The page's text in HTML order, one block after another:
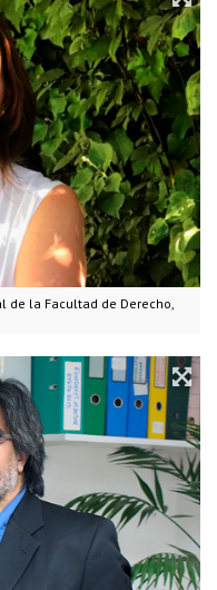
de la Facultad de Derecho,